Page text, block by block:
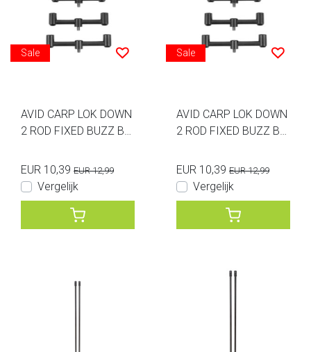
Sale
AVID CARP LOK DOWN
2 ROD FIXED BUZZ BA
EUR 10,39 EUR 12,99
Vergelijk
Sale
AVID CARP LOK DOWN
2 ROD FIXED BUZZ BA
EUR 10,39 EUR 12,99
Vergelijk